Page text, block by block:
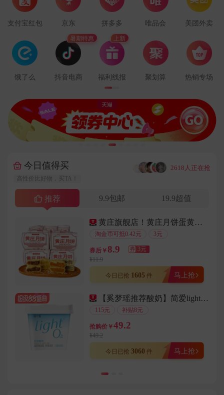
用户144****8254在2分钟前下单成功
用户186****9830在7分钟前下单成功
用户153****3641在6分钟前下单成功
用户180****5409在1分钟前下单成功
用户177****2371在4分钟前下单成功
用户139****3572在6分钟前下单成功
用户184****3904在5分钟前下单成功
用户158****8796在2分钟前下单成功
用户137****5989在8分钟前下单成功
用户187****4344在4分钟前下单成功
用户188****2375在4分钟前下单成功
用户184****9979在9分钟前下单成功
用户159****6046在2分钟前下单成功
用户144****1524在2分钟前下单成功
用户178****5962在7分钟前下单成功
用户177****6791在7分钟前下单成功
用户132****9512在1分钟前下单成功
用户178****4988在3分钟前下单成功
用户189****1474在6分钟前下单成功
用户182****7493在1分钟前下单成功
用户182****7870在6分钟前下单成功
用户183****1761在2分钟前下单成功
用户183****3670在9分钟前下单成功
用户159****8191在1分钟前下单成功
支付宝红包 京东 拼多多 唯品会 美团外卖
饿了么 抖音电商
暑期特惠
福利线报
上新
聚划算 热销专场
今日值得买
高性价比好物，买TA！
··· 2618人正在抢
推荐 9.9包邮 19.9超值
黄庄旗舰店！黄庄月饼蛋黄酥330g/包
淘金币可抵0.42元 3元
券后￥ 8.9 券 3元
¥11.9
今日已抢 1605 件 马上抢
【奚梦瑶推荐酸奶】简爱light轻食酸奶0%/4%蔗糖 酸奶碗
115元 补贴8元
抢购价￥49.2
¥49.2
今日已抢 3060 件 马上抢